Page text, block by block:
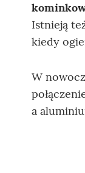
Istnieją
kiedy
W
a